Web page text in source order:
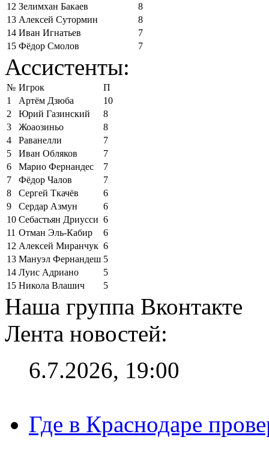
12 Зелимхан Бакаев
8
13 Алексей Сутормин
8
14 Иван Игнатьев
7
15 Фёдор Смолов 7
Ассистенты:
№ Игрок
П
1
Артём Дзюба
10
2
Юрий Газинский
8
3
Жоаозиньо
8
4
Раванелли
7
5
Иван Обляков
7
6
Марио Фернандес
7
7
Фёдор Чалов
7
8
Сергей Ткачёв
6
9
Сердар Азмун
6
10 Себастьян Дриусси 6
11 Отман Эль-Кабир
6
12 Алексей Миранчук 6
13 Мануэл Фернандеш 5
14 Луис Адриано
5
15 Никола Влашич 5
Наша группа Вконтакте
Лента новостей:
6.7.2026, 19:00
Где в Краснодаре